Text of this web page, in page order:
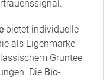
bietet individuelle
als Eigenmarke
Grüntee
Die Bio-